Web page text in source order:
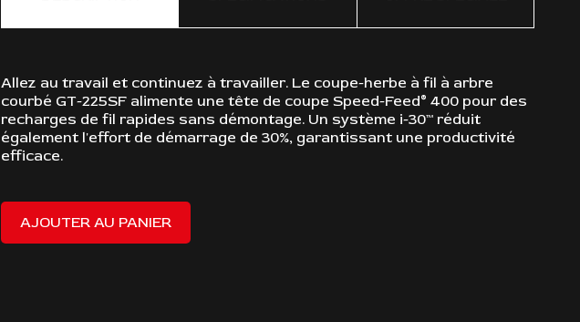
Allez au travail et continuez à travailler. Le coupe-herbe à fil à arbre
courbé GT-225SF alimente une tête de coupe Speed-Feed® 400 pour des
recharges de fil rapides sans démontage. Un système i-30™ réduit
également l'effort de démarrage de 30%, garantissant une productivité
efficace.
AJOUTER AU PANIER